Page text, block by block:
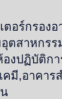
อร์กรอง
อุตสาหกร
งปฏิบัติก
คมี,อาค